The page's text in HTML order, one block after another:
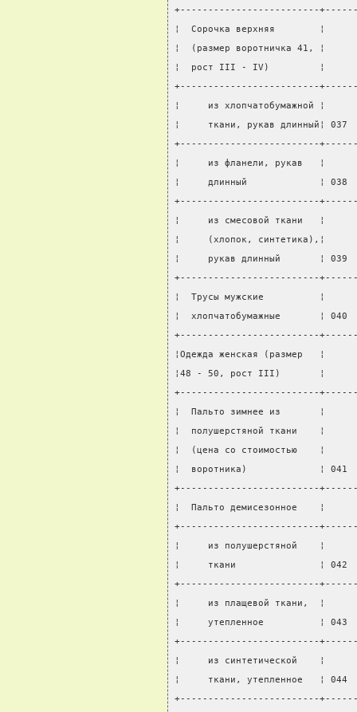
+-------------------------
¦  Сорочка верхняя
¦  (размер воротничка
¦  рост III - IV)         ¦
+-------------------------
¦     из
¦     ткани, рукав
+-------------------------
¦     из фланели, рукав
¦     длинный             ¦
+-------------------------
¦     из смесовой ткани
¦     (хлопок,
¦     рукав длинный
+-------------------------
¦  Трусы мужские
¦  хлопчатобумажные
+-------------------------
¦Одежда женская
¦48 - 50, рост III)       ¦
+-------------------------
¦  Пальто зимнее из
¦  полушерстяной ткани
¦  (цена со стоимостью
¦  воротника)             ¦
+-------------------------
¦  Пальто демисезонное
+-------------------------
¦     из полушерстяной
¦     ткани               ¦
+-------------------------
¦     из плащевой ткани,
¦     утепленное          ¦
+-------------------------
¦     из синтетической
¦     ткани, утепленное
+-------------------------